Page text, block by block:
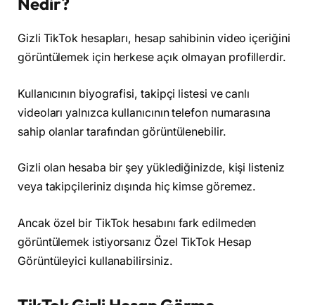
Gizli TikTok hesapları, hesap sahibinin video içeriğini
görüntülemek için herkese açık olmayan profillerdir.
Kullanıcının biyografisi, takipçi listesi ve canlı
videoları yalnızca kullanıcının telefon numarasına
sahip olanlar tarafından görüntülenebilir.
Gizli olan hesaba bir şey yüklediğinizde, kişi listeniz
veya takipçileriniz dışında hiç kimse göremez.
Ancak özel bir TikTok hesabını fark edilmeden
görüntülemek istiyorsanız Özel TikTok Hesap
Görüntüleyici kullanabilirsiniz.